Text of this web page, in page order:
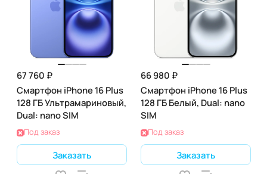
67 760 ₽
Смартфон iPhone 16 Plus
128 ГБ Ультрамариновый,
Dual: nano SIM
Под заказ
Заказать
66 980 ₽
Смартфон iPhone 16 Plus
128 ГБ Белый, Dual: nano
SIM
Под заказ
Заказать